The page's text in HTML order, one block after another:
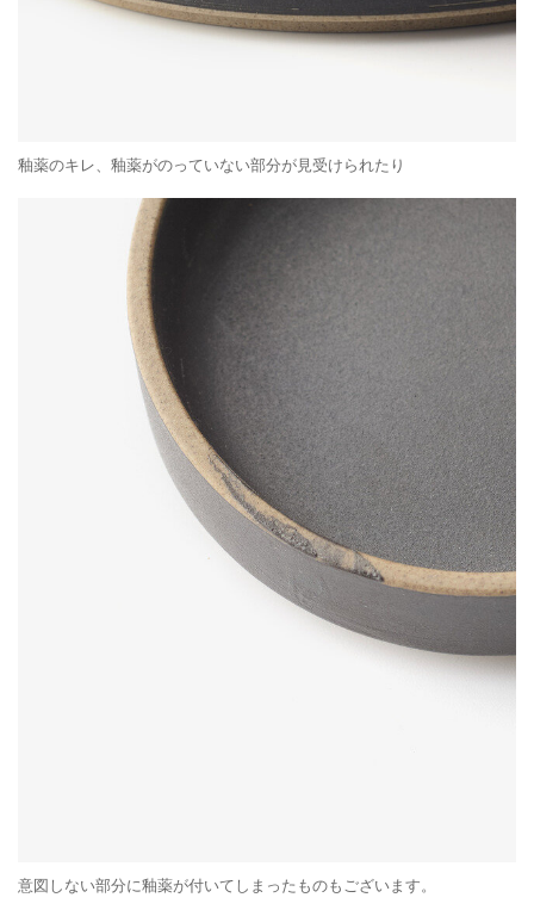
釉薬のキレ、釉薬がのっていない部分が見受けられたり
意図しない部分に釉薬が付いてしまったものもございます。